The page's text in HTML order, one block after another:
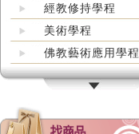
經教修持學程
美術學程
佛教藝術應用學程